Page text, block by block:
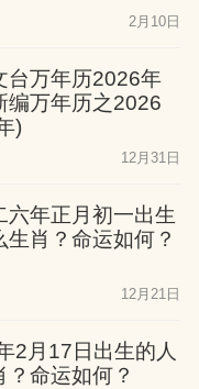
2月10日
台万年历2026年
编万年历之2026
)
12月31日
六年正月初一出生
生肖？命运如何？
12月21日
2月17日出生的人
？命运如何？